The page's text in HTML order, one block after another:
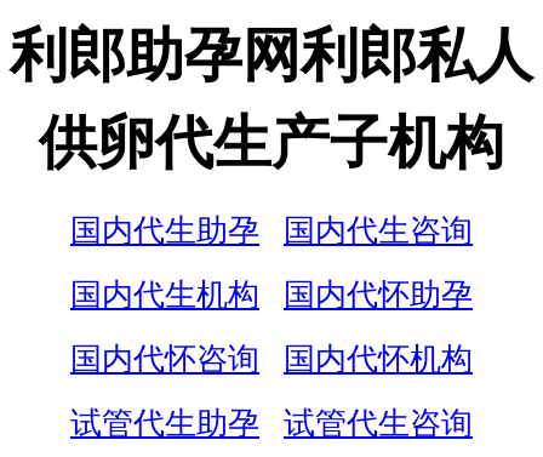
利郎助孕网利郎私人
供卵代生产子机构
国内代生助孕
国内代生咨询
国内代生机构
国内代怀助孕
国内代怀咨询
国内代怀机构
试管代生助孕
试管代生咨询